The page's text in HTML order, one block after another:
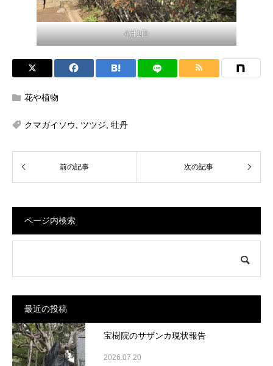
4月1日
花や植物
クマガイソウ, ツツジ, 牡丹
ページ内検索
最近の投稿
宝樹院のサザンカ現状報告
2026.07.20